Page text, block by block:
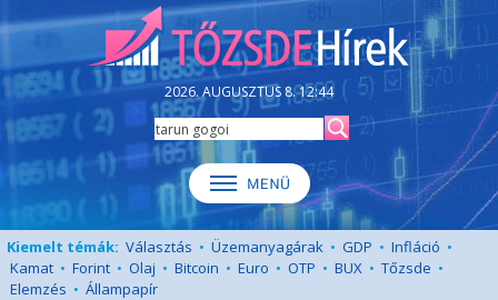
2026. AUGUSZTUS 8. 12:44
Kiemelt témák: Választás • Üzemanyagárak • GDP • Infláció •
Kamat • Forint • Olaj • Bitcoin • Euro • OTP • BUX • Tőzsde •
Elemzés • Állampapír